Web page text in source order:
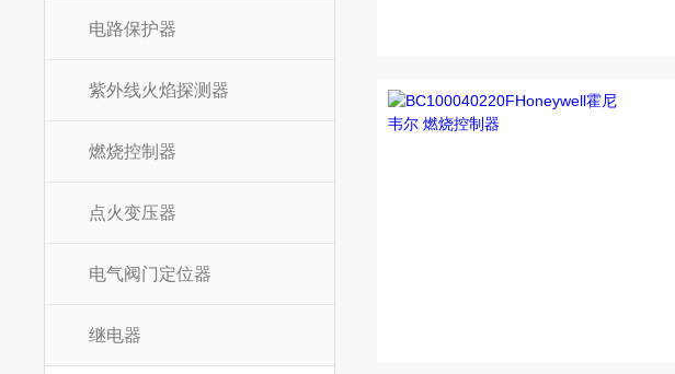
电路保护器
紫外线火焰探测器
燃烧控制器
点火变压器
电气阀门定位器
继电器